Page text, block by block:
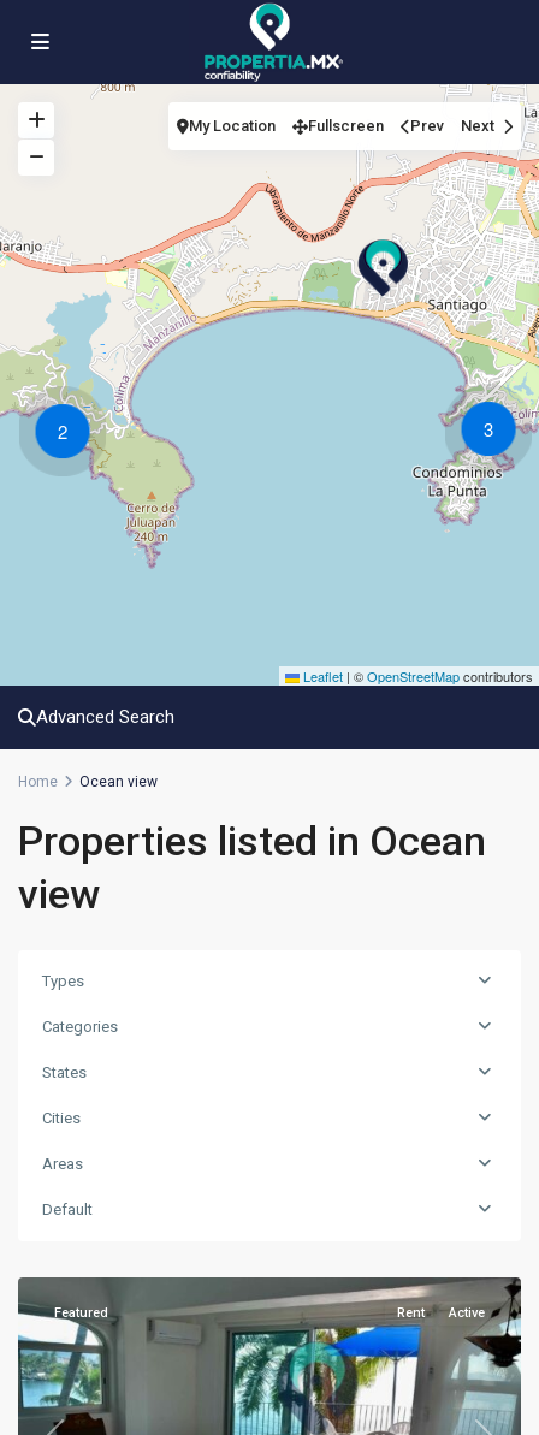
2 3
Leaflet | ©OpenStreetMapcontributors
My Location Fullscreen Prev Next
Advanced Search
Home Ocean view
Properties listed in Ocean
view
Types
Categories
States
Cities
Areas
Default
Featured Rent Active